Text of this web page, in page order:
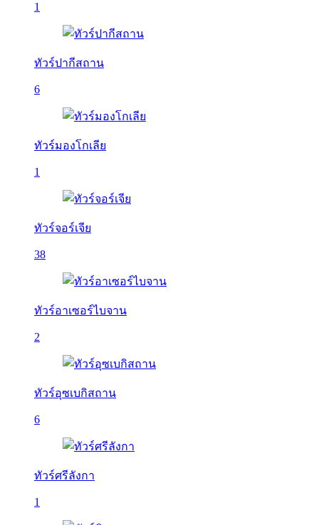
1
ทัวร์ปากีสถาน
6
ทัวร์มองโกเลีย
1
ทัวร์จอร์เจีย
38
ทัวร์อาเซอร์ไบจาน
2
ทัวร์อุซเบกิสถาน
6
ทัวร์ศรีลังกา
1